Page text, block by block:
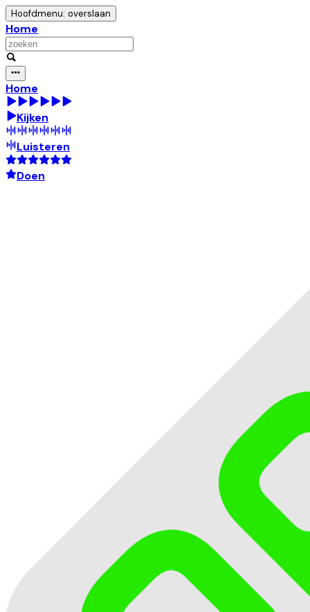
Hoofdmenu: overslaan
Home
Home
Kijken
Luisteren
Doen